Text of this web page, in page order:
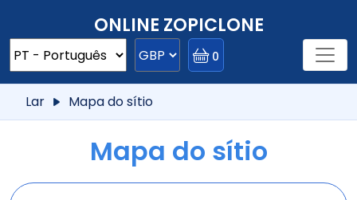
ONLINE ZOPICLONE
0
Lar Mapa do sítio
Mapa do sítio